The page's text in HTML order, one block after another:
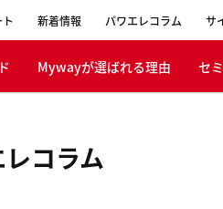
新着情報 パワエレコラム サ
Mywayが選ばれる理由 セ
コラム